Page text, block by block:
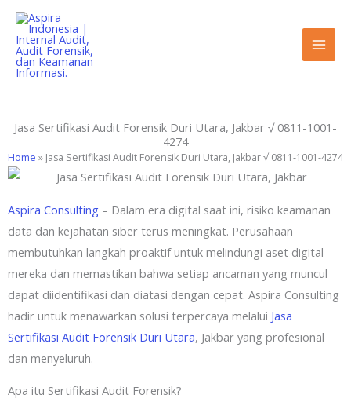
Lewati
konten
Jasa Sertifikasi Audit Forensik Duri Utara, Jakbar √ 0811-1001-
4274
Home » Jasa Sertifikasi Audit Forensik Duri Utara, Jakbar √ 0811-1001-4274
Aspira Consulting – Dalam era digital saat ini, risiko keamanan
data dan kejahatan siber terus meningkat. Perusahaan
membutuhkan langkah proaktif untuk melindungi aset digital
mereka dan memastikan bahwa setiap ancaman yang muncul
dapat diidentifikasi dan diatasi dengan cepat. Aspira Consulting
hadir untuk menawarkan solusi terpercaya melalui Jasa
Sertifikasi Audit Forensik Duri Utara, Jakbar yang profesional
dan menyeluruh.
Apa itu Sertifikasi Audit Forensik?